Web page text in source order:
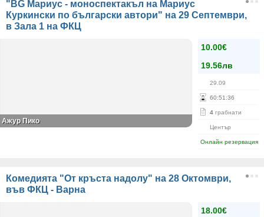
"BG Мариус - моноспектакъл на Мариус
Куркински по български автори" на 29 Септември,
в Зала 1 на ФКЦ
10.00€
19.56лв
29.09
60:51 :35
4 грабнати
Център
Онлайн резервация
Ажур Пико
Комедията "От кръста надолу" на 28 Октомври,
във ФКЦ - Варна
18.00€